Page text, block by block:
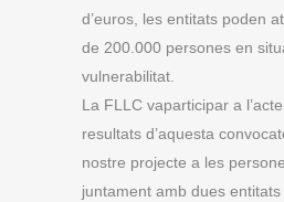
d’euros, les entitats poden
de 200.000 persones en
vulnerabilitat.
La FLLC vaparticipar a
resultats d’aquesta
nostre projecte a les
juntament amb dues